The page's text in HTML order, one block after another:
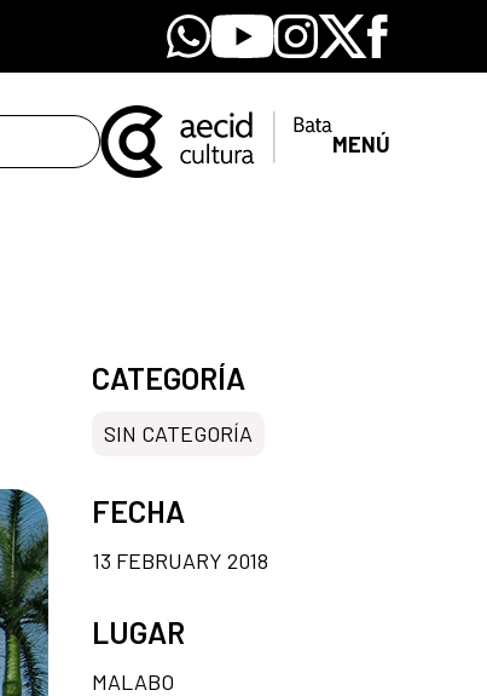
Whatsapp
YoutubeInstagram
X Facebook
MENÚ
CATEGORÍA
SIN CATEGORÍA
FECHA
13 FEBRUARY 2018
LUGAR
MALABO